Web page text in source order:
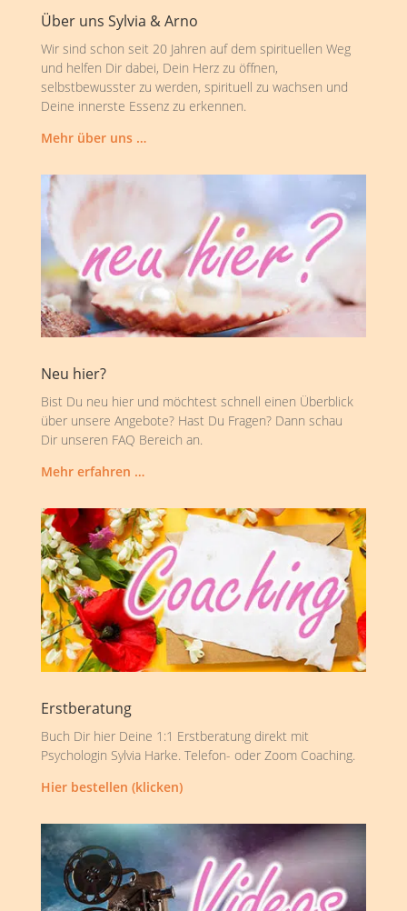
Über uns Sylvia & Arno
Wir sind schon seit 20 Jahren auf dem spirituellen Weg
und helfen Dir dabei, Dein Herz zu öffnen,
selbstbewusster zu werden, spirituell zu wachsen und
Deine innerste Essenz zu erkennen.
Mehr über uns …
Neu hier?
Bist Du neu hier und möchtest schnell einen Überblick
über unsere Angebote? Hast Du Fragen? Dann schau
Dir unseren FAQ Bereich an.
Mehr erfahren …
Erstberatung
Buch Dir hier Deine 1:1 Erstberatung direkt mit
Psychologin Sylvia Harke. Telefon- oder Zoom Coaching.
Hier bestellen (klicken)